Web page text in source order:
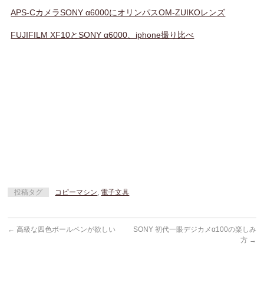
APS-CカメラSONY α6000にオリンパスOM-ZUIKOレンズ
FUJIFILM XF10とSONY α6000、iphone撮り比べ
投稿タグ コピーマシン 電子文具
← 高級な四色ボールペンが欲しい
SONY 初代一眼デジカメα100の楽しみ
方 →